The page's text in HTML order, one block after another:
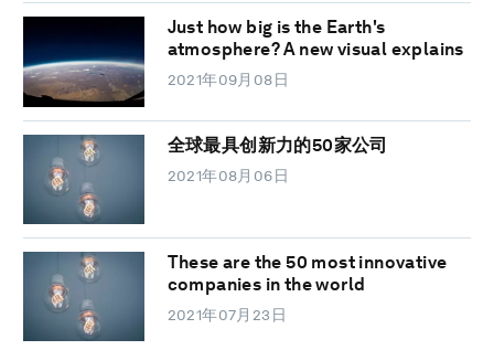
Just how big is the Earth's
atmosphere? A new visual explains
2021年09月08日
全球最具创新力的50家公司
2021年08月06日
These are the 50 most innovative
companies in the world
2021年07月23日